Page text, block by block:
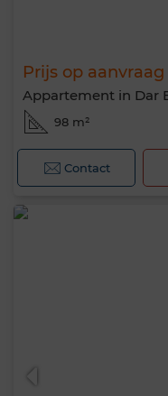
Prijs op aanvraag
Appartement in Dar
98 m²
Contact